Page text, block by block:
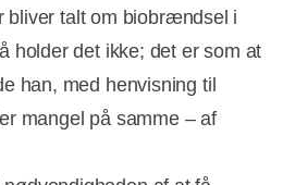
bliver talt om biobrændsel i
holder det ikke; det er som at
han, med henvisning til
mangel på samme – af